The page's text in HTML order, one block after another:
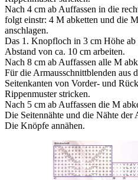
Nach 4 cm ab Auffassen in die
folgt einstr: 4 M abketten und die
anschlagen.
Das 1. Knopfloch in 3 cm Höhe
Abstand von ca. 10 cm arbeiten.
Nach 8 cm ab Auffassen alle M
Für die Armausschnittblenden aus
Seitenkanten von Vorder- und
Rippenmuster stricken.
Nach 5 cm ab Auffassen die M
Die Seitennähte und die Nähte der
Die Knöpfe annähen.